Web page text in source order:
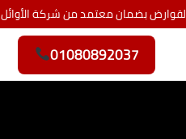
بضمان معتمد من شركة الأوائل
01080892037